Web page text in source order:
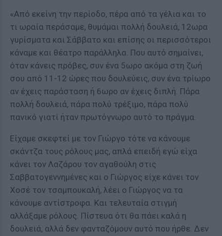
«Από εκείνη την περίοδο, πέρα από τα γέλια και το
τι ωραία περάσαμε, θυμάμαι πολλή δουλειά, 12ωρα
γυρίσματα και Σάββατο και επίσης οι περισσότεροι
κάναμε και θέατρο παράλληλα. Που αυτό σημαίνει,
όταν κάνεις πρόβες, συν ένα 5ωρο ακόμα στη ζωή
σου από 11-12 ώρες που δουλεύεις, συν ένα τρίωρο
αν έχεις παράσταση ή 6ωρο αν έχεις διπλή. Πάρα
πολλή δουλειά, πάρα πολύ τρέξιμο, πάρα πολύ
πανικό γιατί ήταν πρωτόγνωρο αυτό το πράγμα.
Είχαμε σκεφτεί με τον Γιώργο τότε να κάνουμε
σκάντζα τους ρόλους μας, απλά επειδή εγώ είχα
κάνει τον Λαζάρου τον αγαθούλη στις
Σαββατογεννημένες και ο Γιώργος είχε κάνει τον
Χοσέ τον τσαμπουκαλή, λέει ο Γιώργος να τα
κάνουμε αντίστροφα. Και τελευταία στιγμή
αλλάξαμε ρόλους. Πίστευα ότι θα πάει καλά η
δουλειά, αλλά δεν φανταζόμουν αυτό που ήρθε. Δεν